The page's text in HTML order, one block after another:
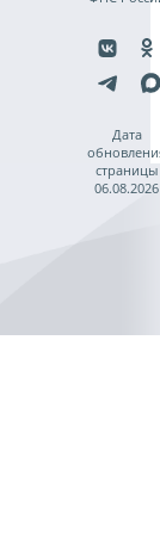
Дата
страницы
06.08.2026